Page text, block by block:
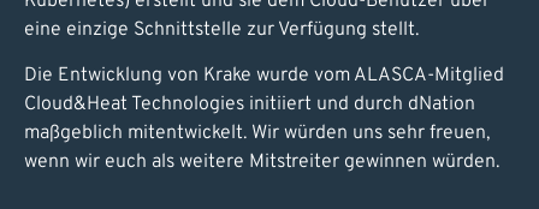
eine einzige Schnittstelle zur Verfügung stellt.
Die Entwicklung von Krake wurde vom ALASCA-Mitglied
Cloud&Heat Technologies initiiert und durch dNation
maßgeblich mitentwickelt. Wir würden uns sehr freuen,
wenn wir euch als weitere Mitstreiter gewinnen würden.